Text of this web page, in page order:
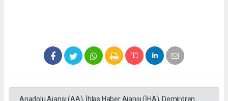
Anadolu Ajansı (AA), İhlas Haber Ajansı (İHA), Demirören